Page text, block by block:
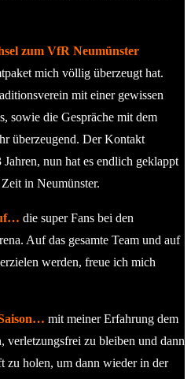
zum VfR Neumünster
mich völlig überzeugt hat.
mit einer gewissen
sowie die Gespräche mit dem
überzeugend. Der Kontakt
nun hat es endlich geklappt
in Neumünster.
die super Fans bei den
Auf das gesamte Team und auf
werden, freue ich mich
mit meiner Erfahrung dem
verletzungsfrei zu bleiben und dann
zu holen, um dann wieder in der